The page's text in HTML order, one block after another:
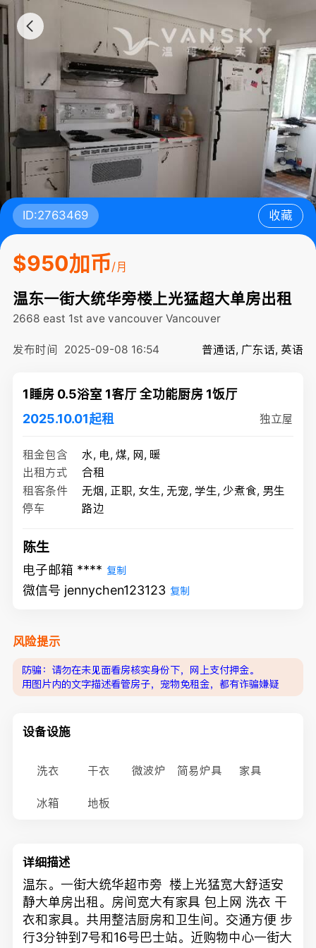
ID:2763469 收藏
$950加币/月
温东一街大统华旁楼上光猛超大单房出租
2668 east 1st ave vancouver Vancouver
发布时间 2025-09-08 16:54 普通话, 广东话, 英语
1睡房 0.5浴室 1客厅 全功能厨房 1饭厅
2025.10.01起租
独立屋
租金包含
水, 电, 煤, 网, 暖
出租方式
合租
租客条件
无烟, 正职, 女生, 无宠, 学生, 少煮食, 男生
停车
路边
陈生
电子邮箱 **** 复制
微信号 jennychen123123 复制
风险提示
防骗：请勿在未见面看房核实身份下，网上支付押金。
用图片内的文字描述看管房子，宠物免租金，都有诈骗嫌疑
设备设施
洗衣 干衣 微波炉 简易炉具 家具
冰箱 地板
详细描述
温东。一街大统华超市旁 楼上光猛宽大舒适安
静大单房出租。房间宽大有家具 包上网 洗衣 干
衣和家具。共用整洁厨房和卫生间。交通方便 步
行3分钟到7号和16号巴士站。近购物中心一街大